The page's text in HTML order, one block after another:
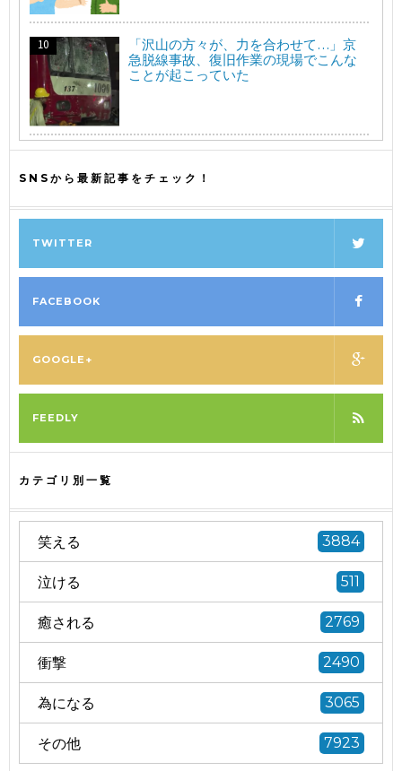
「沢山の方々が、力を合わせて…」京
急脱線事故、復旧作業の現場でこんな
ことが起こっていた
SNSから最新記事をチェック！
TWITTER
FACEBOOK
GOOGLE+
FEEDLY
カテゴリ別一覧
笑える 3884
泣ける 511
癒される 2769
衝撃 2490
為になる 3065
その他 7923